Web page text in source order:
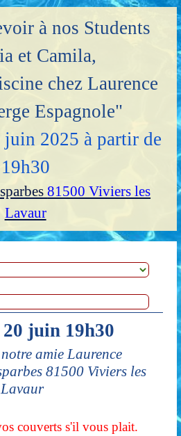
à nos Students
et Camila,
chez Laurence
Espagnole"
2025 à partir de
19h30
81500 Viviers les
Lavaur
par ordre alphabétique
juin 19h30
amie Laurence
81500 Viviers les
Lavaur
couverts s'il vous plait.